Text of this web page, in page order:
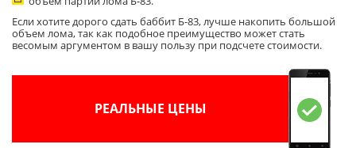
Если хотите дорого сдать баббит Б-83, лучше накопить большой
объем лома, так как подобное преимущество может стать
весомым аргументом в вашу пользу при подсчете стоимости.
РЕАЛЬНЫЕ ЦЕНЫ